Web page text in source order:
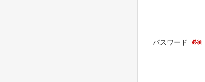
パスワード 必須